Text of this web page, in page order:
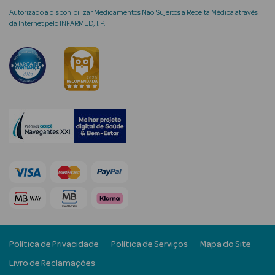
Ver Tudo
Coffrets
Coffrets de
Coffrets de
Homem
Autorizado a disponibilizar Medicamentos Não Sujeitos a Receita Médica através
da Internet pelo INFARMED, I.P.
Política de Privacidade Política de Serviços Mapa do Site
Livro de Reclamações